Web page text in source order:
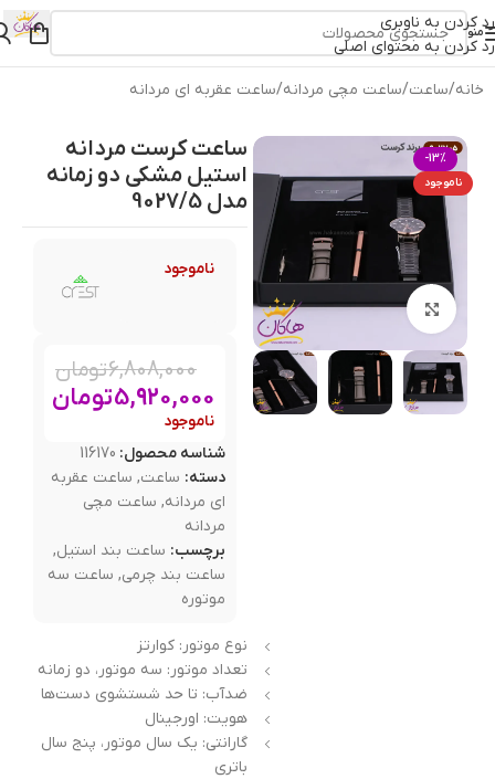
رد کردن به ناوبری
رد کردن به محتوای اصلی
منو
خانه/ساعت/ساعت مچی مردانه/ساعت عقربه ای مردانه
-13%
ناموجود
بزرگنمایی تصویر
ساعت کرست مردانه
استیل مشکی دو زمانه
مدل 9027/5
ناموجود
6,808,000تومان
5,920,000تومان
ناموجود
شناسه محصول: 116170
دسته: ساعت, ساعت عقربه
ای مردانه, ساعت مچی
مردانه
برچسب: ساعت بند استیل,
ساعت بند چرمی, ساعت سه
موتوره
نوع موتور: کوارتز
تعداد موتور: سه موتور، دو زمانه
ضدآب: تا حد شستشوی دست‌ها
هویت: اورجینال
گارانتی: یک سال موتور، پنج سال
باتری